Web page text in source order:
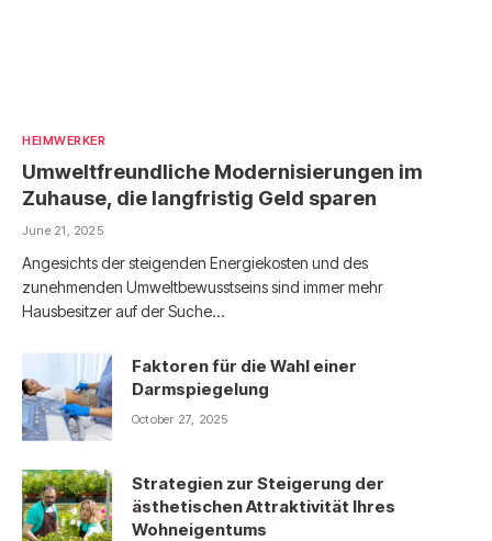
HEIMWERKER
Umweltfreundliche Modernisierungen im
Zuhause, die langfristig Geld sparen
June 21, 2025
Angesichts der steigenden Energiekosten und des
zunehmenden Umweltbewusstseins sind immer mehr
Hausbesitzer auf der Suche…
Faktoren für die Wahl einer
Darmspiegelung
October 27, 2025
Strategien zur Steigerung der
ästhetischen Attraktivität Ihres
Wohneigentums